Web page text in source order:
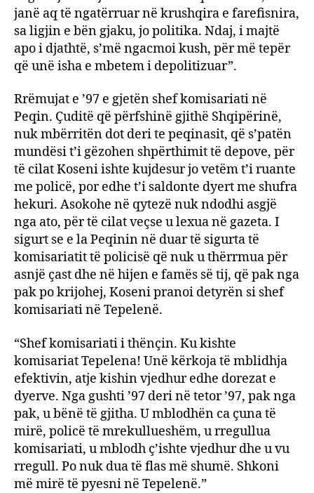
janë aq të ngatërruar në krushqira e farefisnira,
sa ligjin e bën gjaku, jo politika. Ndaj, i majtë
apo i djathtë, s’më ngacmoi kush, për më tepër
që unë isha e mbetem i depolitizuar”.
Rrëmujat e ’97 e gjetën shef komisariati në
Peqin. Çuditë që përfshinë gjithë Shqipërinë,
nuk mbërritën dot deri te peqinasit, që s’patën
mundësi t’i gëzohen shpërthimit të depove, për
të cilat Koseni ishte kujdesur jo vetëm t’i ruante
me policë, por edhe t’i saldonte dyert me shufra
hekuri. Asokohe në qytezë nuk ndodhi asgjë
nga ato, për të cilat veçse u lexua në gazeta. I
sigurt se e la Peqinin në duar të sigurta të
komisariatit të policisë që nuk u thërrmua për
asnjë çast dhe në hijen e famës së tij, që pak nga
pak po krijohej, Koseni pranoi detyrën si shef
komisariati në Tepelenë.
“Shef komisariati i thënçin. Ku kishte
komisariat Tepelena! Unë kërkoja të mblidhja
efektivin, atje kishin vjedhur edhe dorezat e
dyerve. Nga gushti ’97 deri në tetor ’97, pak nga
pak, u bënë të gjitha. U mblodhën ca çuna të
mirë, policë të mrekullueshëm, u rregullua
komisariati, u mblodh ç’ishte vjedhur dhe u vu
rregull. Po nuk dua të flas më shumë. Shkoni
më mirë të pyesni në Tepelenë.”